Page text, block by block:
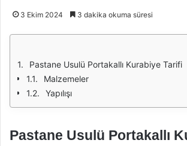
3 Ekim 2024 3 dakika okuma süresi
Pastane Usulü Portakallı Kurabiye Tarifi
Malzemeler
Yapılışı
Pastane Usulü Portakallı